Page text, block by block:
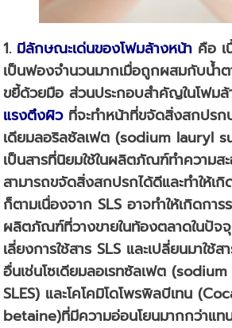
1.มีลักษณะเด่นของโฟมล้างหน้า คือ
เป็นฟองจำนวนมากเมื่อถูกผสมกับน้ำ
ขยี้ด้วยมือ ส่วนประกอบสำคัญในโฟม
แรงตึงผิวที่จะทำหน้าที่ขจัดสิ่งสกปรก
เดียมลอริลซัลเฟต (sodium lauryl
เป็นสารที่นิยมใช้ในผลิตภัณฑ์ทำความส
สามารถขจัดสิ่งสกปรกได้ดีและทำให้เ
ก็ตามเนื่องจาก SLS อาจทำให้เกิดการ
ผลิตภัณฑ์ที่วางขายในท้องตลาดในปัจ
เลี่ยงการใช้สาร SLS และเปลี่ยนมาใ
อื่นเช่นโซเดียมลอเรทซัลเฟต
SLES) และโคโคมิโดโพรพิลบีเทน
betaine)ที่มีความอ่อนโยนมากกว่าแท